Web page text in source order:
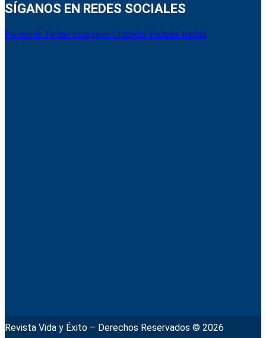
SÍGANOS EN REDES SOCIALES
Facebook Twitter Instagram Linkedin Youtube Reddit
Revista Vida y Éxito – Derechos Reservados © 2026